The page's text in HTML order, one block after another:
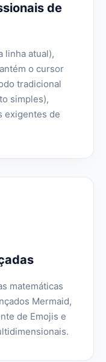
de
linha atual),
o cursor
tradicional
simples),
exigentes de
matemáticas
Mermaid,
de Emojis e